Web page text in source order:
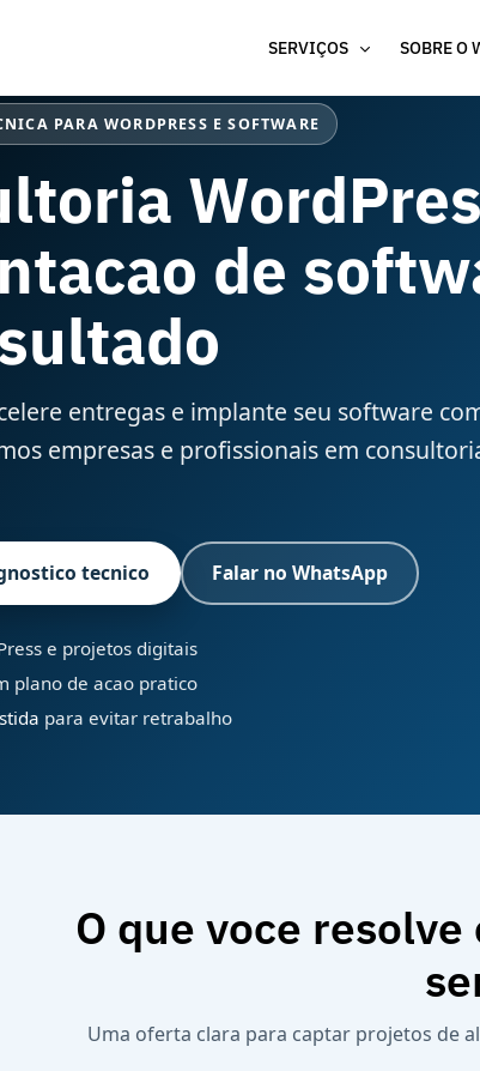
SERVIÇOS SOBRE O
PARA WORDPRESS E SOFTWARE
de
entregas e implante seu software
empresas e profissionais em
tecnico Falar no WhatsApp
e projetos digitais
plano de acao pratico
para evitar retrabalho
O que voce
Uma oferta clara para captar projetos de